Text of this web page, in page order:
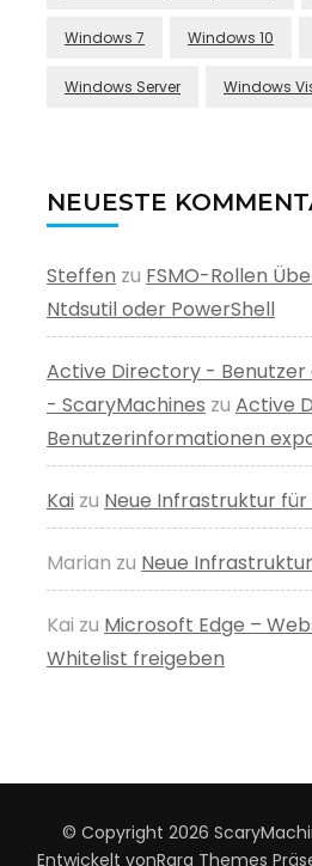
Windows 7 Windows 10
Windows Server Windows
NEUESTE
Steffen zu FSMO-Rollen
Ntdsutil oder PowerShell
Active Directory - Benutzer
- ScaryMachines zu Active
Benutzerinformationen
Kai zu Neue Infrastruktur
Marian zu Neue
Kai zu Microsoft Edge –
Whitelist freigeben
© Copyright 2026
Entwickelt vonRara Themes